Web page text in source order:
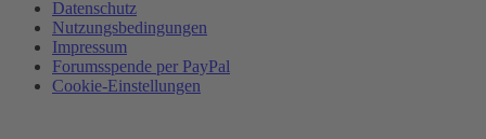
Datenschutz
Nutzungsbedingungen
Impressum
Forumsspende per PayPal
Cookie-Einstellungen